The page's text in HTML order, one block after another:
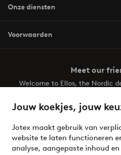
Jouw koekjes, jouw
Jotex maakt gebruik van
website te laten functioneren
analyse, aangepaste inhoud
Onze diensten
Voorwaarden
Meet our
Welcome to Ellos, the Nordic
your wardrobe. Your next